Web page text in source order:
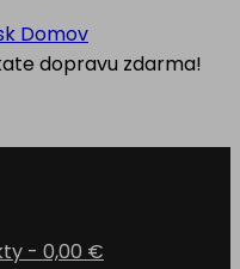
Domov
dopravu zdarma!
- 0,00 €